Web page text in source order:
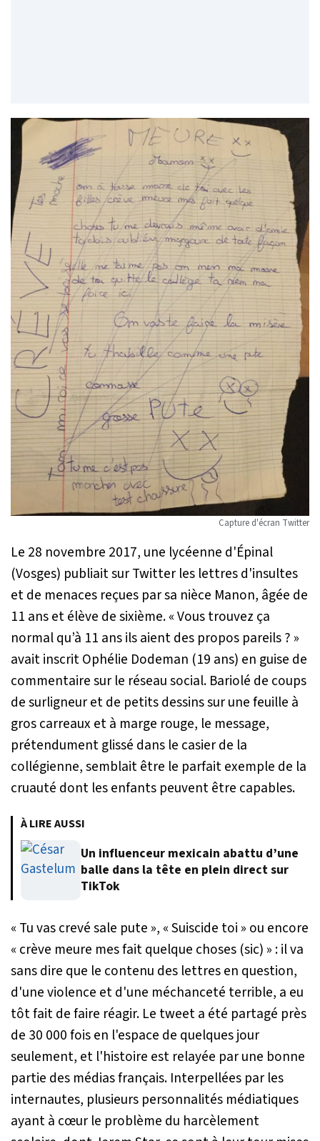
Capture d'écran Twitter
Le 28 novembre 2017, une lycéenne d'Épinal
(Vosges) publiait sur Twitter les lettres d'insultes
et de menaces reçues par sa nièce Manon, âgée de
11 ans et élève de sixième.« Vous trouvez ça
normal qu’à 11 ans ils aient des propos pareils ? »
avait inscrit Ophélie Dodeman (19 ans) en guise de
commentaire sur le réseau social. Bariolé de coups
de surligneur et de petits dessins sur une feuille à
gros carreaux et à marge rouge, le message,
prétendument glissé dans le casier de la
collégienne, semblait être le parfait exemple de la
cruauté dont les enfants peuvent être capables.
À LIRE AUSSI
Un influenceur mexicain abattu d’une
balle dans la tête en plein direct sur
TikTok
« Tu vas crevé sale pute », « Suiscide toi » ou encore
« crève meure mes fait quelque choses (sic) » :il va
sans dire que le contenu des lettres en question,
d'une violence et d'une méchanceté terrible, a eu
tôt fait de faire réagir. Le tweet a été partagé près
de 30 000 fois en l'espace de quelques jour
seulement, et l'histoire est relayée par une bonne
partie des médias français. Interpellées par les
internautes, plusieurs personnalités médiatiques
ayant à cœur le problème du harcèlement